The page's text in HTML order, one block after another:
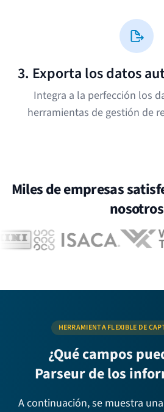
3. Exporta los datos
Integra a la perfección los
herramientas de gestión de
Miles de empresas
nosotros
HERRAMIENTA FLEXIBLE DE
¿Qué campos
Parseur de los
A continuación, se muestra